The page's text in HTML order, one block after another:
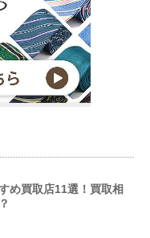
め買取店11選！買取相